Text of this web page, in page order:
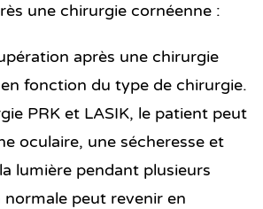
une chirurgie cornéenne :
après une chirurgie
fonction du type de chirurgie.
PRK et LASIK, le patient peut
oculaire, une sécheresse et
lumière pendant plusieurs
peut revenir en